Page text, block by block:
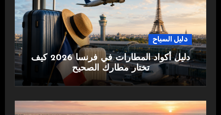
دليل السياح
دليل أكواد المطارات في فرنسا 2026 كيف
تختار مطارك الصحيح